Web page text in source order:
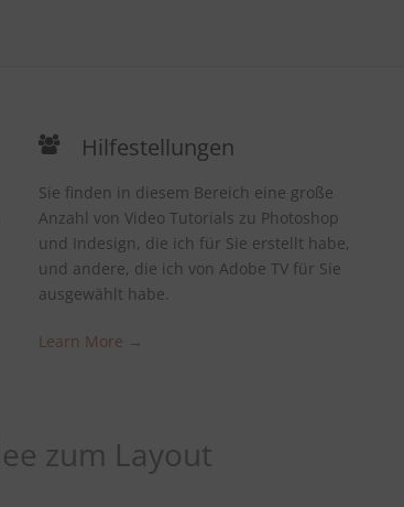
Hilfestellungen
Sie finden in diesem Bereich eine große
Anzahl von Video Tutorials zu Photoshop
und Indesign, die ich für Sie erstellt habe,
und andere, die ich von Adobe TV für Sie
ausgewählt habe.
Learn More →
zum Layout